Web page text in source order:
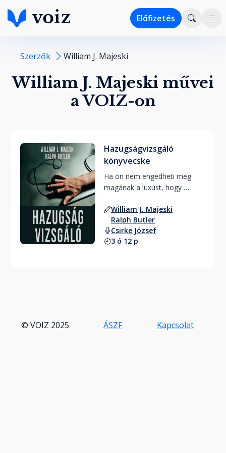
Előfizetés
Szerzők William J. Majeski
William J. Majeski művei
a VOIZ-on
Hazugságvizsgáló
könyvecske
Ha ön nem engedheti meg
magának a luxust, hogy
valaki, vagy sem...
William J. Majeski
Ralph Butler
Csirke József
3 ó 12 p
© VOIZ 2025 ÁSZF Kapcsolat